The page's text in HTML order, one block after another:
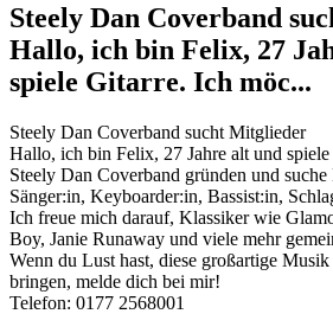
Steely Dan Coverband
Hallo, ich bin Felix, 27
spiele Gitarre. Ich möc...
Steely Dan Coverband sucht Mitglieder
Hallo, ich bin Felix, 27 Jahre alt und
Steely Dan Coverband gründen und
Sänger:in, Keyboarder:in, Bassist:in,
Ich freue mich darauf, Klassiker wie
Boy, Janie Runaway und viele mehr
Wenn du Lust hast, diese großartige
bringen, melde dich bei mir!
Telefon: 0177 2568001